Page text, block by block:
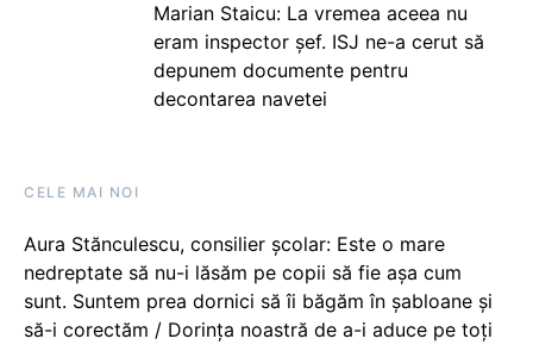
Marian Staicu: La vremea aceea nu
eram inspector șef. ISJ ne-a cerut să
depunem documente pentru
decontarea navetei
CELE MAI NOI
Aura Stănculescu, consilier școlar: Este o mare
nedreptate să nu-i lăsăm pe copii să fie așa cum
sunt. Suntem prea dornici să îi băgăm în șabloane și
să-i corectăm / Dorința noastră de a-i aduce pe toți